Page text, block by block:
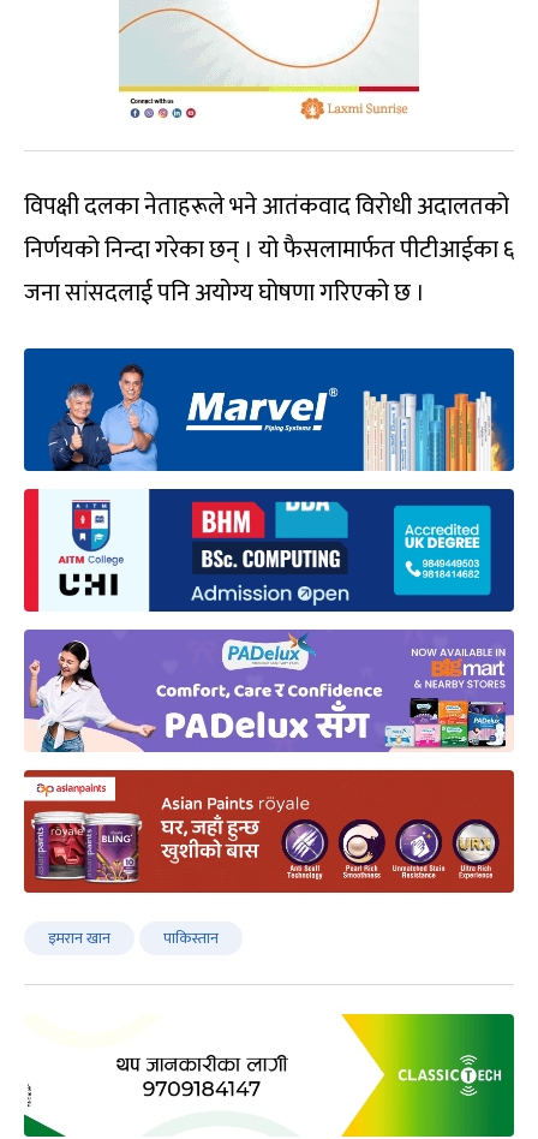
विपक्षी दलका नेताहरूले भने आतंकवाद विरोधी अदालतको
निर्णयको निन्दा गरेका छन् । यो फैसलामार्फत पीटीआईका ६
जना सांसदलाई पनि अयोग्य घोषणा गरिएको छ ।
इमरान खान पाकिस्तान